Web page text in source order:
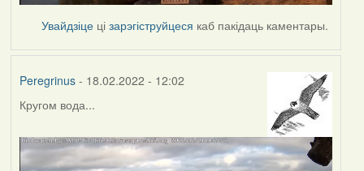
Увайдзіце цізарэгіструйцеся каб пакідаць каментары.
Peregrinus- 18.02.2022 - 12:02
Кругом вода...